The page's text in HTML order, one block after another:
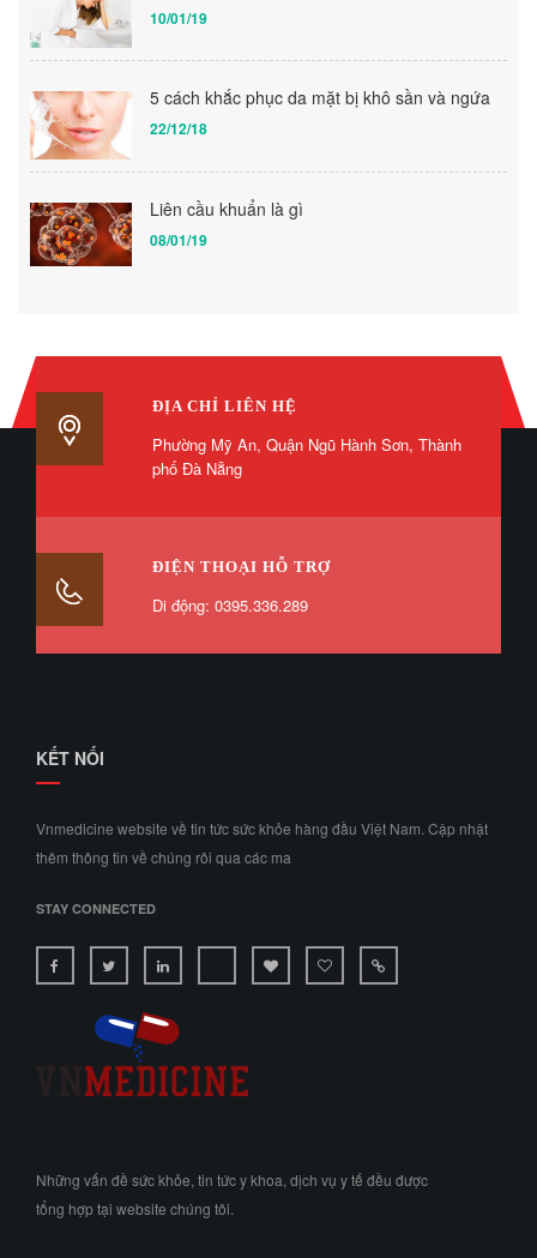
10/01/19
5 cách khắc phục da mặt bị khô sần và ngứa
22/12/18
Liên cầu khuẩn là gì
08/01/19
ĐỊA CHỈ LIÊN HỆ
Phường Mỹ An, Quận Ngũ Hành Sơn, Thành
phố Đà Nẵng
ĐIỆN THOẠI HỖ TRỢ
Di động: 0395.336.289
KẾT NỐI
Vnmedicine website về tin tức sức khỏe hàng đầu Việt Nam. Cập nhật
thêm thông tin về chúng rôi qua các ma
STAY CONNECTED
Những vấn đề sức khỏe, tin tức y khoa, dịch vụ y tế đều được
tổng hợp tại website chúng tôi.